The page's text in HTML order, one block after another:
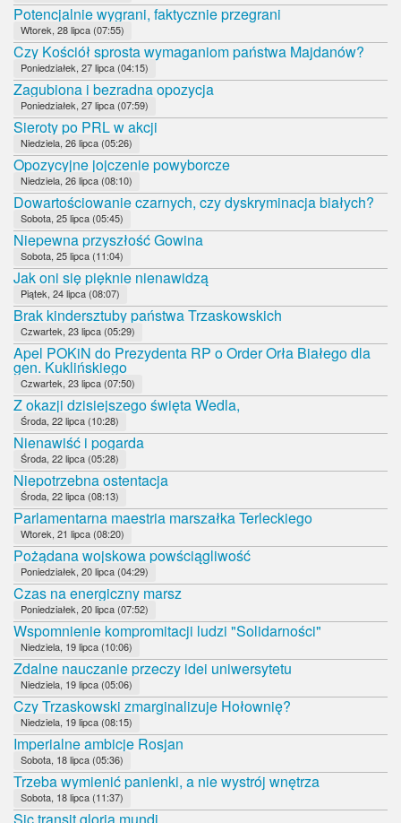
Potencjalnie wygrani, faktycznie przegrani
Wtorek, 28 lipca (07:55)
Czy Kościół sprosta wymaganiom państwa Majdanów?
Poniedziałek, 27 lipca (04:15)
Zagubiona i bezradna opozycja
Poniedziałek, 27 lipca (07:59)
Sieroty po PRL w akcji
Niedziela, 26 lipca (05:26)
Opozycyjne jojczenie powyborcze
Niedziela, 26 lipca (08:10)
Dowartościowanie czarnych, czy dyskryminacja białych?
Sobota, 25 lipca (05:45)
Niepewna przyszłość Gowina
Sobota, 25 lipca (11:04)
Jak oni się pięknie nienawidzą
Piątek, 24 lipca (08:07)
Brak kindersztuby państwa Trzaskowskich
Czwartek, 23 lipca (05:29)
Apel POKiN do Prezydenta RP o Order Orła Białego dla
gen. Kuklińskiego
Czwartek, 23 lipca (07:50)
Z okazji dzisiejszego święta Wedla,
Środa, 22 lipca (10:28)
Nienawiść i pogarda
Środa, 22 lipca (05:28)
Niepotrzebna ostentacja
Środa, 22 lipca (08:13)
Parlamentarna maestria marszałka Terleckiego
Wtorek, 21 lipca (08:20)
Pożądana wojskowa powściągliwość
Poniedziałek, 20 lipca (04:29)
Czas na energiczny marsz
Poniedziałek, 20 lipca (07:52)
Wspomnienie kompromitacji ludzi "Solidarności"
Niedziela, 19 lipca (10:06)
Zdalne nauczanie przeczy idei uniwersytetu
Niedziela, 19 lipca (05:06)
Czy Trzaskowski zmarginalizuje Hołownię?
Niedziela, 19 lipca (08:15)
Imperialne ambicje Rosjan
Sobota, 18 lipca (05:36)
Trzeba wymienić panienki, a nie wystrój wnętrza
Sobota, 18 lipca (11:37)
Sic transit gloria mundi